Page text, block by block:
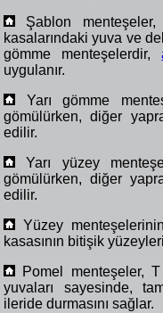
Şablon
kasalarındaki yuva ve
gömme menteşelerdir,
uygulanır.
Yarı gömme
gömülürken, diğer
edilir.
Yarı yüzey
gömülürken, diğer
edilir.
Yüzey
kasasının bitişik
Pomel menteşeler, T
yuvaları sayesinde,
ileride durmasını sağlar.